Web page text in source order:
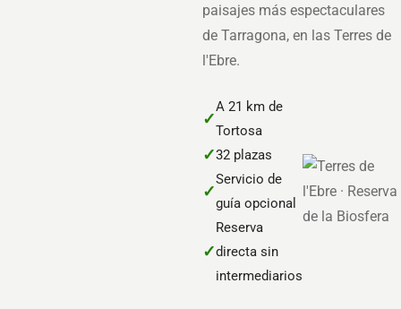
paisajes más espectaculares
de Tarragona, en las Terres de
l'Ebre.
✓
A 21 km de
Tortosa
✓32 plazas
✓
Servicio de
guía opcional
✓
Reserva
directa sin
intermediarios